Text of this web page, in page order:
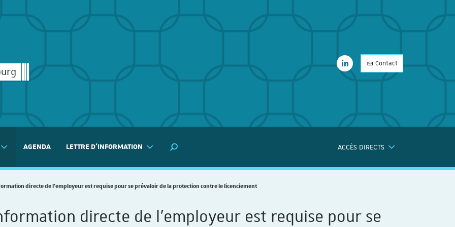
LinkedIn
Contact
AGENDA LETTRE D'INFORMATION
MOTEUR DE RECHERCHE
ACCÈS DIRECTS
LinkedIn
directe de l’employeur est requise pour se prévaloir de la protection contre le licenciement
directe de l’employeur est requise pour se